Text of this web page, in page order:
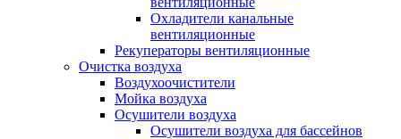
Охладители канальные
вентиляционные
Рекуператоры вентиляционные
Очистка воздуха
Воздухоочистители
Мойка воздуха
Осушители воздуха
Осушители воздуха для бассейнов